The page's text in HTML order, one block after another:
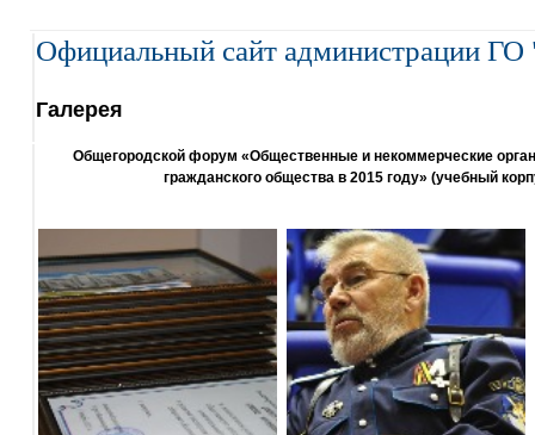
Официальный сайт администрации ГО
Галерея
Общегородской форум «Общественные и некоммерческие
гражданского общества в 2015 году» (учебный